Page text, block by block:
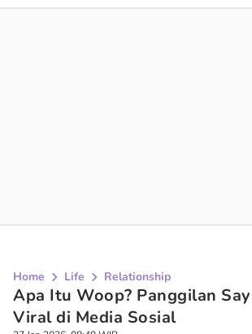
Home Life Relationship
Apa Itu Woop? Panggilan
Viral di Media Sosial